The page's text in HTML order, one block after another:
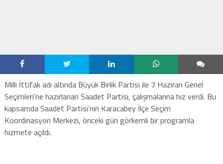
Milli İttifak adı altında Büyük Birlik Partisi ile 7 Haziran Genel
Seçimleri’ne hazırlanan Saadet Partisi, çalışmalarına hız verdi. Bu
kapsamda Saadet Partisi’nin Karacabey İlçe Seçim
Koordinasyon Merkezi, önceki gün görkemli bir programla
hizmete açıldı.